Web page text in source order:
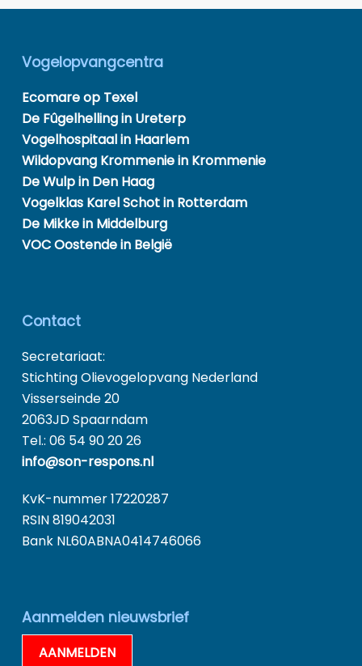
Vogelopvangcentra
Ecomare op Texel
De Fûgelhelling in Ureterp
Vogelhospitaal in Haarlem
Wildopvang Krommenie in Krommenie
De Wulp in Den Haag
Vogelklas Karel Schot in Rotterdam
De Mikke in Middelburg
VOC Oostende in België
Contact
Secretariaat:
Stichting Olievogelopvang Nederland
Visserseinde 20
2063JD Spaarndam
Tel.: 06 54 90 20 26
info@son-respons.nl
KvK-nummer 17220287
RSIN 819042031
Bank NL60ABNA0414746066
Aanmelden nieuwsbrief
AANMELDEN